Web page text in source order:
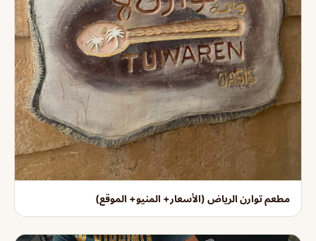
مطعم توارن الرياض (الأسعار+ المنيو+ الموقع)